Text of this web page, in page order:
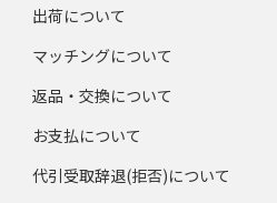
出荷について
マッチングについて
返品・交換について
お支払について
代引受取辞退(拒否)について